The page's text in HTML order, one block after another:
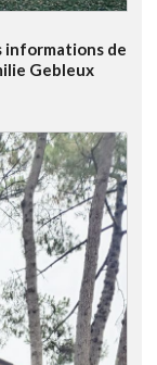
informations de
Gebleux